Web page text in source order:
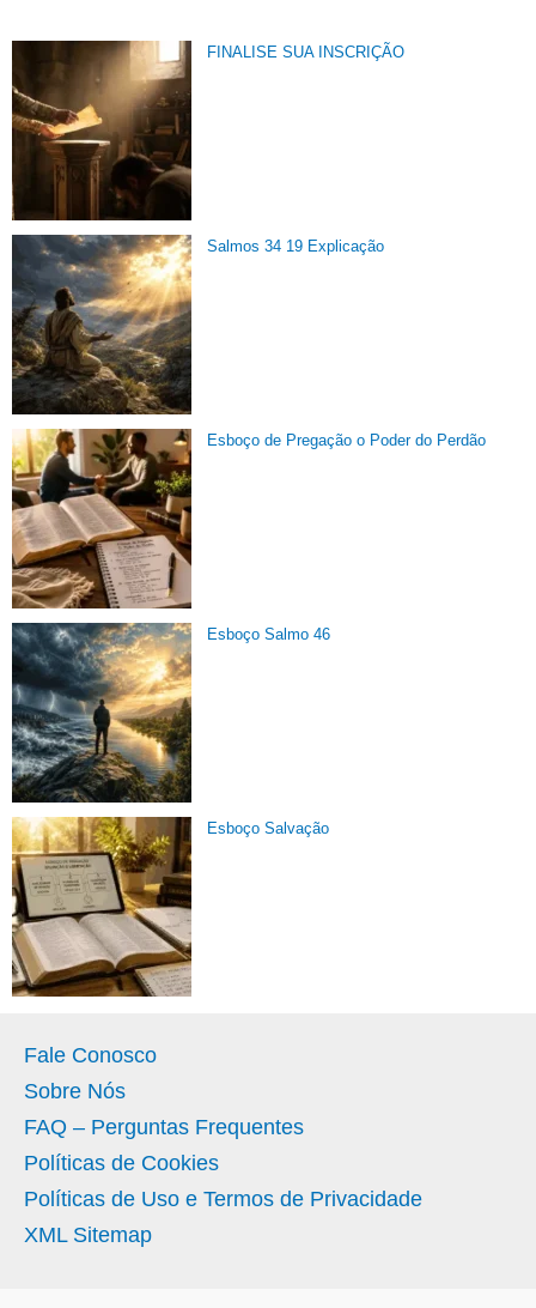
FINALISE SUA INSCRIÇÃO
Salmos 34 19 Explicação
Esboço de Pregação o Poder do Perdão
Esboço Salmo 46
Esboço Salvação
Fale Conosco
Sobre Nós
FAQ – Perguntas Frequentes
Políticas de Cookies
Políticas de Uso e Termos de Privacidade
XML Sitemap